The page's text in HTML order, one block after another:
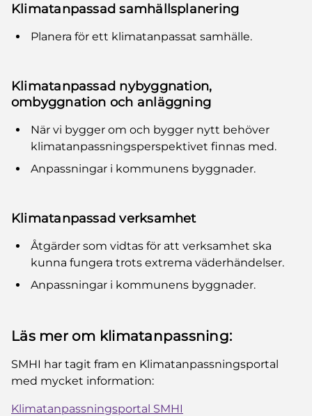
Klimatanpassad samhällsplanering
Planera för ett klimatanpassat samhälle.
Klimatanpassad nybyggnation,
ombyggnation och anläggning
När vi bygger om och bygger nytt behöver
klimatanpassningsperspektivet finnas med.
Anpassningar i kommunens byggnader.
Klimatanpassad verksamhet
Åtgärder som vidtas för att verksamhet ska
kunna fungera trots extrema väderhändelser.
Anpassningar i kommunens byggnader.
Läs mer om klimatanpassning:
SMHI har tagit fram en Klimatanpassningsportal
med mycket information:
Klimatanpassningsportal SMHI